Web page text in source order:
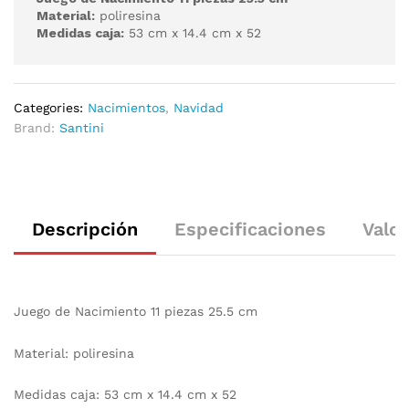
Material: poliresina
Medidas caja: 53 cm x 14.4 cm x 52
Categories: Nacimientos, Navidad
Brand: Santini
Descripción Especificaciones
Juego de Nacimiento 11 piezas 25.5 cm
Material: poliresina
Medidas caja: 53 cm x 14.4 cm x 52